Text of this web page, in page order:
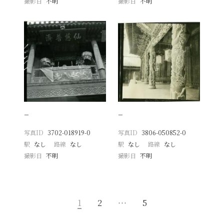
−
写真ID 3702-018919-0
駅 なし 路線 なし
撮影日
不明
−
写真ID 3806-050852-0
駅 なし 路線 なし
撮影日 不明
1 2 … 5